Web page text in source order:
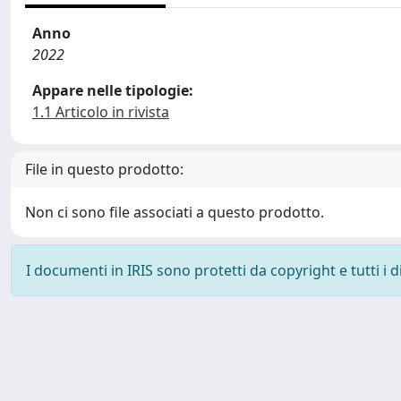
Anno
2022
Appare nelle tipologie:
1.1 Articolo in rivista
File in questo prodotto:
Non ci sono file associati a questo prodotto.
I documenti in IRIS sono protetti da copyright e tutti i